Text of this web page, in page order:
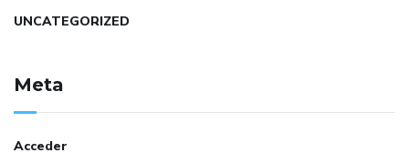
UNCATEGORIZED
Meta
Acceder